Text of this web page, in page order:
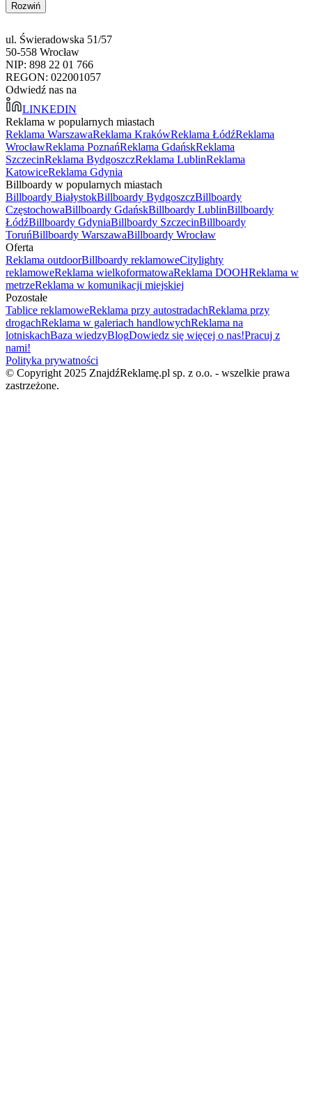
Rozwiń
ul. Świeradowska 51/57
50-558 Wrocław
NIP: 898 22 01 766
REGON: 022001057
Odwiedź nas na
LINKEDIN
Reklama w popularnych miastach
Reklama WarszawaReklama KrakówReklama ŁódźReklama
WrocławReklama PoznańReklama GdańskReklama
SzczecinReklama BydgoszczReklama LublinReklama
KatowiceReklama Gdynia
Billboardy w popularnych miastach
Billboardy BiałystokBillboardy BydgoszczBillboardy
CzęstochowaBillboardy GdańskBillboardy LublinBillboardy
ŁódźBillboardy GdyniaBillboardy SzczecinBillboardy
ToruńBillboardy WarszawaBillboardy Wrocław
Oferta
Reklama outdoorBillboardy reklamoweCitylighty
reklamoweReklama wielkoformatowaReklama DOOHReklama w
metrzeReklama w komunikacji miejskiej
Pozostałe
Tablice reklamoweReklama przy autostradachReklama przy
drogachReklama w galeriach handlowychReklama na
lotniskachBaza wiedzyBlogDowiedz się więcej o nas!Pracuj z
nami!
Polityka prywatności
© Copyright 2025 ZnajdźReklamę.pl sp. z o.o. - wszelkie prawa
zastrzeżone.